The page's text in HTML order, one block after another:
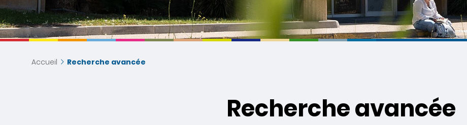
Accueil Recherche avancée
Recherche avancée